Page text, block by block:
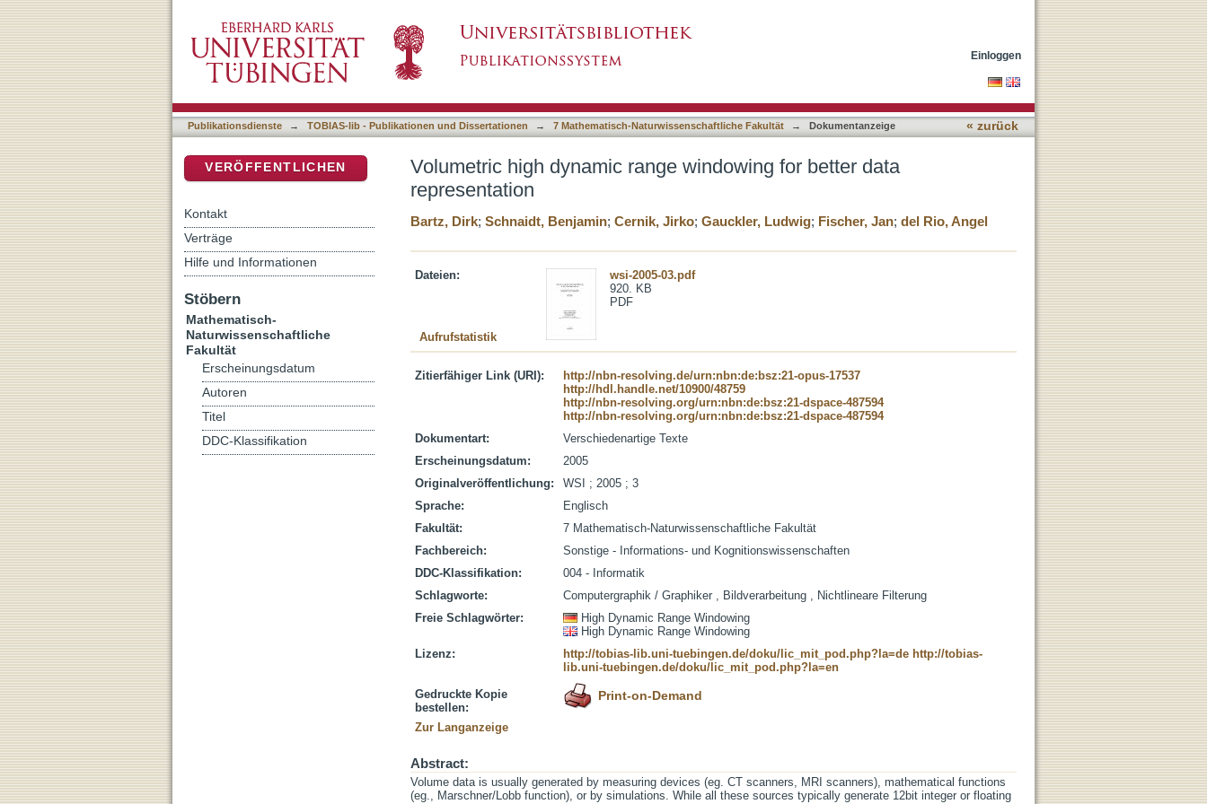
Einloggen
Publikationsdienste → TOBIAS-lib - Publikationen und Dissertationen → 7 Mathematisch-Naturwissenschaftliche Fakultät → Dokumentanzeige « zurück
Volumetric high dynamic range windowing for better data
representation
Bartz, Dirk; Schnaidt, Benjamin; Cernik, Jirko; Gauckler, Ludwig; Fischer, Jan; del Rio, Angel
Dateien:
wsi-2005-03.pdf
920. KB
PDF
Aufrufstatistik
Zitierfähiger Link (URI):
http://nbn-resolving.de/urn:nbn:de:bsz:21-opus-17537
http://hdl.handle.net/10900/48759
http://nbn-resolving.org/urn:nbn:de:bsz:21-dspace-487594
http://nbn-resolving.org/urn:nbn:de:bsz:21-dspace-487594
Dokumentart:
Verschiedenartige Texte
Erscheinungsdatum:
2005
Originalveröffentlichung:
WSI ; 2005 ; 3
Sprache:
Englisch
Fakultät:
7 Mathematisch-Naturwissenschaftliche Fakultät
Fachbereich:
Sonstige - Informations- und Kognitionswissenschaften
DDC-Klassifikation:
004 - Informatik
Schlagworte:
Computergraphik / Graphiker , Bildverarbeitung , Nichtlineare Filterung
Freie Schlagwörter:
High Dynamic Range Windowing
High Dynamic Range Windowing
Lizenz:
http://tobias-lib.uni-tuebingen.de/doku/lic_mit_pod.php?la=de http://tobias-
lib.uni-tuebingen.de/doku/lic_mit_pod.php?la=en
Gedruckte Kopie
bestellen:
Print-on-Demand
Zur Langanzeige
Abstract:
Volume data is usually generated by measuring devices (eg. CT scanners, MRI scanners), mathematical functions
(eg., Marschner/Lobb function), or by simulations. While all these sources typically generate 12bit integer or floating
VERÖFFENTLICHEN
Kontakt
Verträge
Hilfe und Informationen
Stöbern
Mathematisch-
Naturwissenschaftliche
Fakultät
Erscheinungsdatum
Autoren
Titel
DDC-Klassifikation